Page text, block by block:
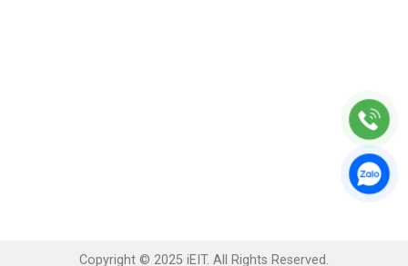
Copyright © 2025 iEIT. All Rights Reserved.